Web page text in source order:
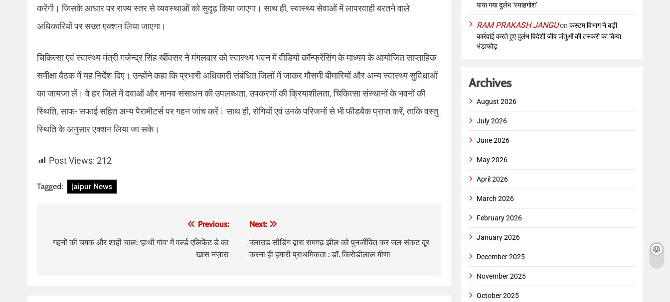
करेंगी। जिसके आधार पर राज्य स्तर से व्यवस्थाओं को सुदृढ़ किया जाएगा। साथ ही, स्वास्थ्य सेवाओं में लापरवाही बरतने वाले
अधिकारियों पर सख्त एक्शन लिया जाएगा।
चिकित्सा एवं स्वास्थ्य मंत्री गजेन्द्र सिंह खींवसर ने मंगलवार को स्वास्थ्य भवन में वीडियो कॉन्फ्रेंसिंग के माध्यम के आयोजित साप्ताहिक
समीक्षा बैठक में यह निर्देश दिए। उन्होंने कहा कि प्रभारी अधिकारी संबंधित जिलों में जाकर मौसमी बीमारियों और अन्य स्वास्थ्य सुविधाओं
का जायजा लें। वे हर जिले में दवाओं और मानव संसाधन की उपलब्धता, उपकरणों की क्रियाशीलता, चिकित्सा संस्थानों के भवनों की
स्थिति, साफ- सफाई सहित अन्य पैरामीटर्स पर गहन जांच करें। साथ ही, रोगियोंं एवं उनके परिजनों से भी फीडबैक प्राप्त करें, ताकि वस्तु​
स्थिति के अनुसार एक्शन लिया जा सके।
Post Views: 212
Tagged: Jaipur News
navigation
Previous:
गहनों की चमक और शाही चाल: ‘हाथी गांव’ में वर्ल्ड एलिफेंट डे का
खास नज़ारा
Next:
क्लाउड सीडिंग द्वारा रामगढ़ झील को पुनर्जीवित कर जल संकट दूर
करना ही हमारी प्राथमिकता : डॉ. किरोडीलाल मीणा
पाया गया दुर्लभ ‘स्याहगोश’
RAM PRAKASH JANGUonकस्टम विभाग ने बड़ी
कार्रवाई करते हुए दुर्लभ विदेशी जीव जंतुओं की तस्करी का किया
भंडाफोड़
Archives
August 2026
July 2026
June 2026
May 2026
April 2026
March 2026
February 2026
January 2026
December 2025
November 2025
October 2025